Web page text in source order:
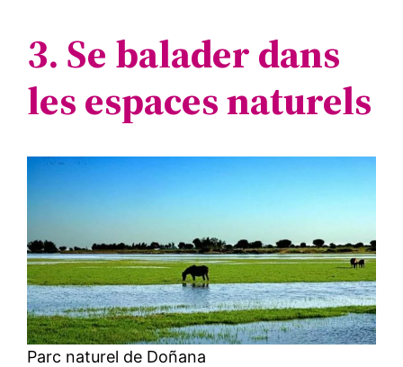
3. Se balader dans
les espaces naturels
Parc naturel de Doñana